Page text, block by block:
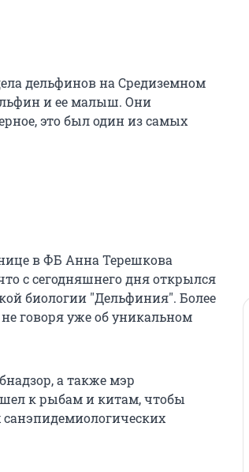
дельфинов на Средиземном
и ее малыш. Они
это был один из самых
в ФБ Анна Терешкова
с сегодняшнего дня открылся
биологии "Дельфиния". Более
говоря уже об уникальном
а также мэр
к рыбам и китам, чтобы
санэпидемиологических